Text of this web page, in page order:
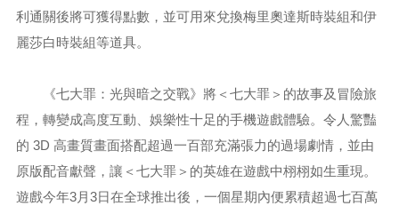
利通關後將可獲得點數，並可用來兌換梅里奧達斯時裝組和伊
麗莎白時裝組等道具。
《七大罪：光與暗之交戰》將＜七大罪＞的故事及冒險旅
程，轉變成高度互動、娛樂性十足的手機遊戲體驗。令人驚豔
的 3D 高畫質畫面搭配超過一百部充滿張力的過場劇情，並由
原版配音獻聲，讓＜七大罪＞的英雄在遊戲中栩栩如生重現。
遊戲今年3月3日在全球推出後，一個星期內便累積超過七百萬